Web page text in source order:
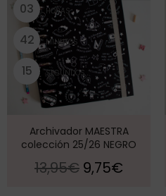
03 HORAS
42 MINUTOS
14 SEGUNDOS
Archivador MAESTRA
colección 25/26 NEGRO
13,95€ 9,75€